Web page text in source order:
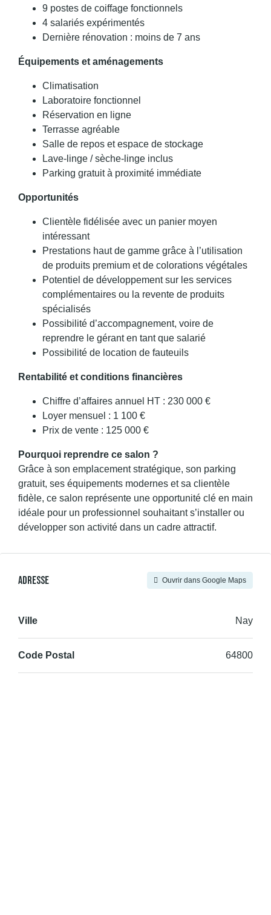
9 postes de coiffage fonctionnels
4 salariés expérimentés
Dernière rénovation : moins de 7 ans
Équipements et aménagements
Climatisation
Laboratoire fonctionnel
Réservation en ligne
Terrasse agréable
Salle de repos et espace de stockage
Lave-linge / sèche-linge inclus
Parking gratuit à proximité immédiate
Opportunités
Clientèle fidélisée avec un panier moyen
intéressant
Prestations haut de gamme grâce à l’utilisation
de produits premium et de colorations végétales
Potentiel de développement sur les services
complémentaires ou la revente de produits
spécialisés
Possibilité d’accompagnement, voire de
reprendre le gérant en tant que salarié
Possibilité de location de fauteuils
Rentabilité et conditions financières
Chiffre d’affaires annuel HT : 230 000 €
Loyer mensuel : 1 100 €
Prix de vente : 125 000 €
Pourquoi reprendre ce salon ?
Grâce à son emplacement stratégique, son parking
gratuit, ses équipements modernes et sa clientèle
fidèle, ce salon représente une opportunité clé en main
idéale pour un professionnel souhaitant s’installer ou
développer son activité dans un cadre attractif.
Adresse Ouvrir dans Google Maps
Ville Nay
Code Postal 64800